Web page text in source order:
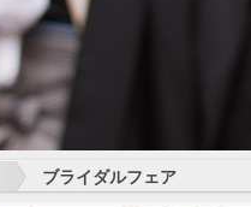
ブライダルフェア